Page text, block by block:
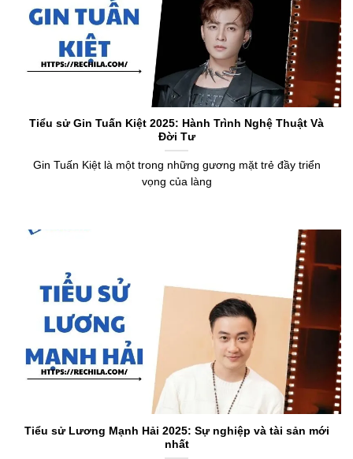
Tiểu sử Gin Tuấn Kiệt 2025: Hành Trình Nghệ Thuật Và
Đời Tư
Gin Tuấn Kiệt là một trong những gương mặt trẻ đầy triển
vọng của làng
Tiểu sử Lương Mạnh Hải 2025: Sự nghiệp và tài sản mới
nhất